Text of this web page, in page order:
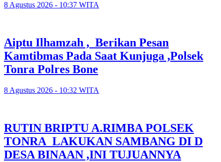
8 Agustus 2026 - 10:37 WITA
Aiptu Ilhamzah , Berikan Pesan
Kamtibmas Pada Saat Kunjuga ,Polsek
Tonra Polres Bone
8 Agustus 2026 - 10:32 WITA
RUTIN BRIPTU A.RIMBA POLSEK
TONRA LAKUKAN SAMBANG DI D
DESA BINAAN ,INI TUJUANNYA